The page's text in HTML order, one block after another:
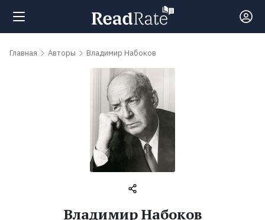
Поиск
Главная Авторы Владимир Набоков
Владимир Набоков